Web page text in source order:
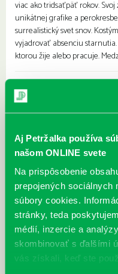
Aj Petržalka používa
našom ONLINE svete
Na prispôsobenie
prepojených sociálnych
súbory cookies.
stránky, teda
médií, inzercie a
skombinovať s ďalšími
vás získali, keď ste
viac ako tridsaťpäť rokov.
unikátnej grafike a
surrealistický svet snov.
vyjadrovať absenciu starnutia.
ktorou žije alebo pracuje.
JÚN v knižnici
Každý deň
Prichádza jún a s ním aj teplé
čo sa môžete tešiť?
pokračujeme piatou
kolaborácia v rokoch 1939 –
zameriame na pozornosť a
príbehov Motka Emotka.
vydavateľstvom Slovart...Viac
Prešporský
Každý deň | Turnianska 10
Pre deti